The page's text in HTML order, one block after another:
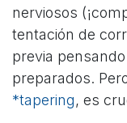
nerviosos
tentación de
previa
preparados.
*tapering, es